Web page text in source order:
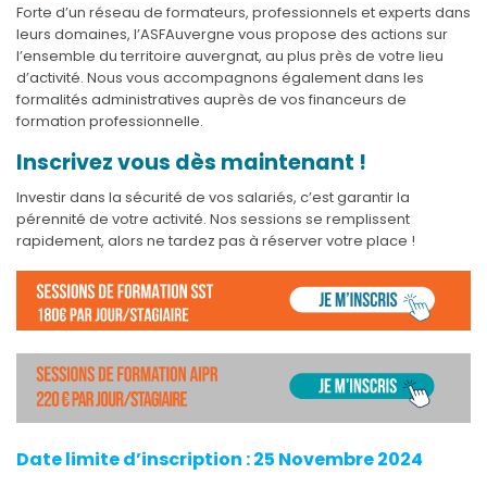
Forte d’un réseau de formateurs, professionnels et experts dans
leurs domaines, l’ASFAuvergne vous propose des actions sur
l’ensemble du territoire auvergnat, au plus près de votre lieu
d’activité. Nous vous accompagnons également dans les
formalités administratives auprès de vos financeurs de
formation professionnelle.
Inscrivez vous dès maintenant !
Investir dans la sécurité de vos salariés, c’est garantir la
pérennité de votre activité. Nos sessions se remplissent
rapidement, alors ne tardez pas à réserver votre place !
Date limite d’inscription : 25 Novembre 2024